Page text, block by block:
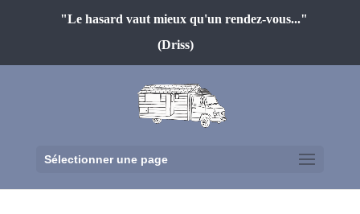
"Le hasard vaut mieux qu'un rendez-vous..."
(Driss)
Sélectionner une page